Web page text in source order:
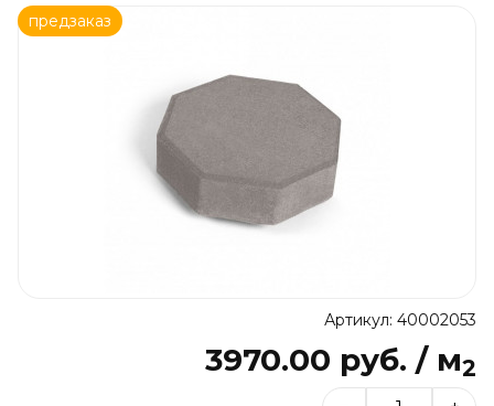
предзаказ
Артикул: 40002053
3970.00 руб. / м2